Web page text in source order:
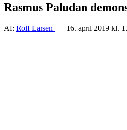
Rasmus Paludan
Af: Rolf Larsen — 16. april 2019 kl.